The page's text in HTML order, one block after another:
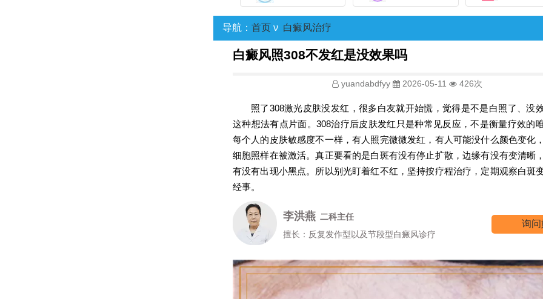
导航： 首页 ν 白癜风治疗
白癜风照308不发红是没效果吗
yuandabdfyy 2026-05-11 426次
照了308激光皮肤没发红，很多白友就开始慌，觉得是不是白照了、没
这种想法有点片面。308治疗后皮肤发红只是种常见反应，不是衡量疗效的
每个人的皮肤敏感度不一样，有人照完微微发红，有人可能没什么颜色变化
细胞照样在被激活。真正要看的是白斑有没有停止扩散，边缘有没有变清晰
有没有出现小黑点。所以别光盯着红不红，坚持按疗程治疗，定期观察白斑
经事。
李洪燕 二科主任
擅长：反复发作型以及节段型白癜风诊疗
询